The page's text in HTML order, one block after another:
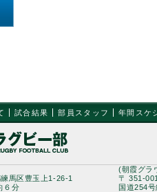
試合結果 部員スタッフ 年間スケ
馬区豊玉上1-26-1
６分
(朝霞グラ
〒 351-
国道254